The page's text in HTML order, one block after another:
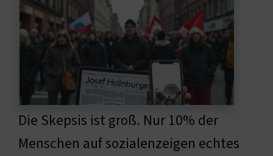
Die Skepsis ist groß. Nur 10% der
Menschen auf sozialenzeigen echtes